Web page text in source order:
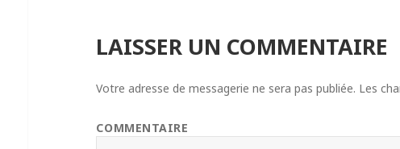
LAISSER UN COMMENTAIRE
Votre adresse de messagerie ne sera pas publiée. Les
COMMENTAIRE